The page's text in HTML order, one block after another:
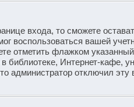
входа, то сможете
воспользоваться вашей
отметить флажком
Интернет-кафе,
администратор отключил эту